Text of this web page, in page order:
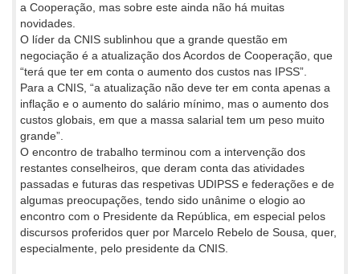
a Cooperação, mas sobre este ainda não há muitas
novidades.
O líder da CNIS sublinhou que a grande questão em
negociação é a atualização dos Acordos de Cooperação, que
“terá que ter em conta o aumento dos custos nas IPSS”.
Para a CNIS, “a atualização não deve ter em conta apenas a
inflação e o aumento do salário mínimo, mas o aumento dos
custos globais, em que a massa salarial tem um peso muito
grande”.
O encontro de trabalho terminou com a intervenção dos
restantes conselheiros, que deram conta das atividades
passadas e futuras das respetivas UDIPSS e federações e de
algumas preocupações, tendo sido unânime o elogio ao
encontro com o Presidente da República, em especial pelos
discursos proferidos quer por Marcelo Rebelo de Sousa, quer,
especialmente, pelo presidente da CNIS.